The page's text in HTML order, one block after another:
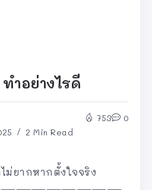
ำอย่างไรดี
2 Min Read
753 0
ยากหากตั้งใจจริง